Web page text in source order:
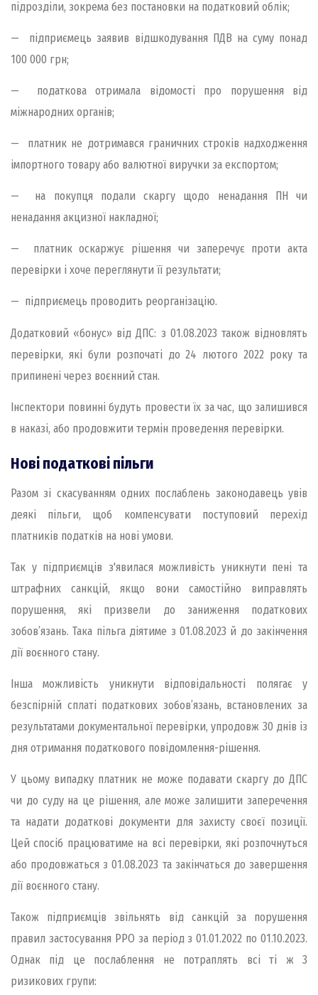
підрозділи, зокрема без постановки на податковий облік;
— підприємець заявив відшкодування ПДВ на суму понад
100 000 грн;
— податкова отримала відомості про порушення від
міжнародних органів;
— платник не дотримався граничних строків надходження
імпортного товару або валютної виручки за експортом;
— на покупця подали скаргу щодо ненадання ПН чи
ненадання акцизної накладної;
— платник оскаржує рішення чи заперечує проти акта
перевірки і хоче переглянути її результати;
— підприємець проводить реорганізацію.
Додатковий «бонус» від ДПС: з 01.08.2023 також відновлять
перевірки, які були розпочаті до 24 лютого 2022 року та
припинені через воєнний стан.
Інспектори повинні будуть провести їх за час, що залишився
в наказі, або продовжити термін проведення перевірки.
Нові податкові пільги
Разом зі скасуванням одних послаблень законодавець увів
деякі пільги, щоб компенсувати поступовий перехід
платників податків на нові умови.
Так у підприємців з'явилася можливість уникнути пені та
штрафних санкцій, якщо вони самостійно виправлять
порушення, які призвели до заниження податкових
зобов’язань. Така пільга діятиме з 01.08.2023 й до закінчення
дії воєнного стану.
Інша можливість уникнути відповідальності полягає у
безспірній сплаті податкових зобов’язань, встановлених за
результатами документальної перевірки, упродовж 30 днів із
дня отримання податкового повідомлення-рішення.
У цьому випадку платник не може подавати скаргу до ДПС
чи до суду на це рішення, але може залишити заперечення
та надати додаткові документи для захисту своєї позиції.
Цей спосіб працюватиме на всі перевірки, які розпочнуться
або продовжаться з 01.08.2023 та закінчаться до завершення
дії воєнного стану.
Також підприємців звільнять від санкцій за порушення
правил застосування РРО за період з 01.01.2022 по 01.10.2023.
Однак під це послаблення не потраплять всі ті ж 3
ризикових групи: